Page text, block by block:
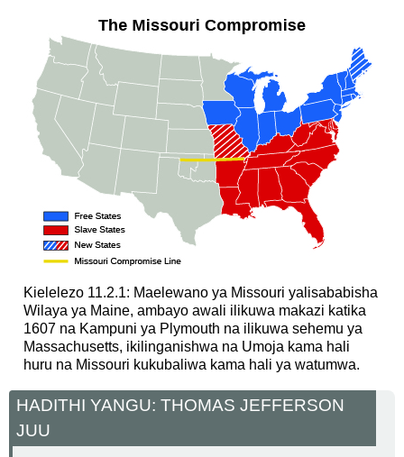
Kielelezo 11.2.1: Maelewano ya Missouri yalisababisha
Wilaya ya Maine, ambayo awali ilikuwa makazi katika
1607 na Kampuni ya Plymouth na ilikuwa sehemu ya
Massachusetts, ikilinganishwa na Umoja kama hali
huru na Missouri kukubaliwa kama hali ya watumwa.
HADITHI YANGU: THOMAS JEFFERSON
JUU